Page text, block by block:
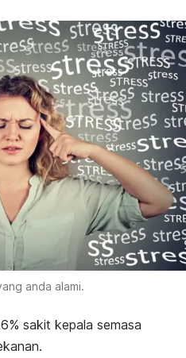
anda alami.
sakit kepala semasa